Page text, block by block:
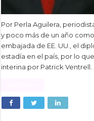
Por Perla Aguilera,
y poco más de un año
embajada de EE. UU., el
estadía en el país, por lo
interina por Patrick Ventrell. …